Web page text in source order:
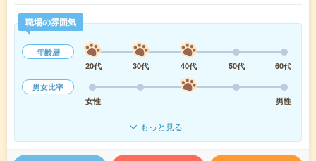
職場の雰囲気
年齢層
20代
30代 40代 50代
60代
男女比率
女性
男性
もっと見る